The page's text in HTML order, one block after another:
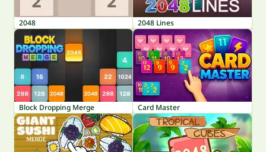
2048 2048 Lines
Block Dropping Merge Card Master